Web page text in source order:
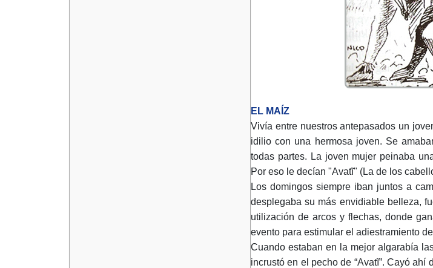
EL MAÍZ
Vivía entre nuestros antepasados un
idilio con una hermosa joven. Se
todas partes. La joven mujer peinaba
Por eso le decían "Avatĩ" (La de los
Los domingos siempre iban juntos a
desplegaba su más envidiable belleza,
utilización de arcos y flechas, donde
evento para estimular el adiestramiento
Cuando estaban en la mejor algarabía
incrustó en el pecho de “Avatĩ”. Cayó